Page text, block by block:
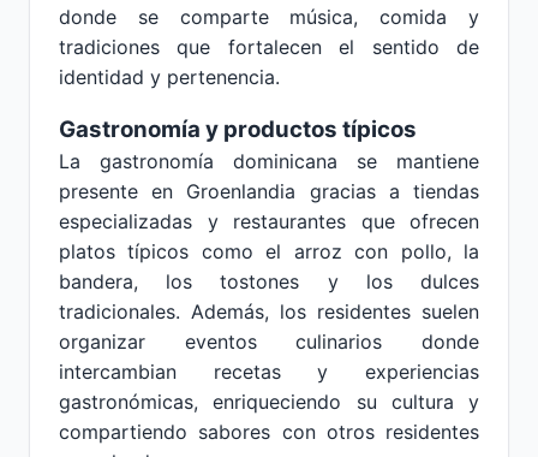
donde se comparte música, comida y
tradiciones que fortalecen el sentido de
identidad y pertenencia.
Gastronomía y productos típicos
La gastronomía dominicana se mantiene
presente en Groenlandia gracias a tiendas
especializadas y restaurantes que ofrecen
platos típicos como el arroz con pollo, la
bandera, los tostones y los dulces
tradicionales. Además, los residentes suelen
organizar eventos culinarios donde
intercambian recetas y experiencias
gastronómicas, enriqueciendo su cultura y
compartiendo sabores con otros residentes